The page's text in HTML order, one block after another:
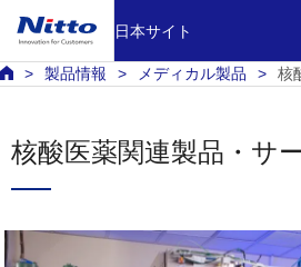
日本サイト
製品情報 メディカル製品 核
核酸医薬関連製品・サ